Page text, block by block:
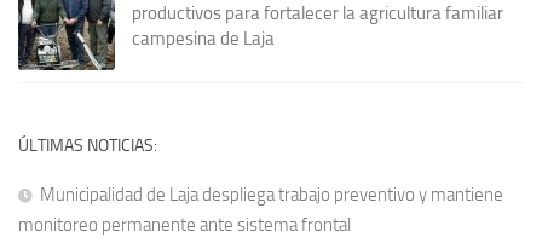
productivos para fortalecer la agricultura familiar
campesina de Laja
ÚLTIMAS NOTICIAS:
Municipalidad de Laja despliega trabajo preventivo y mantiene
monitoreo permanente ante sistema frontal